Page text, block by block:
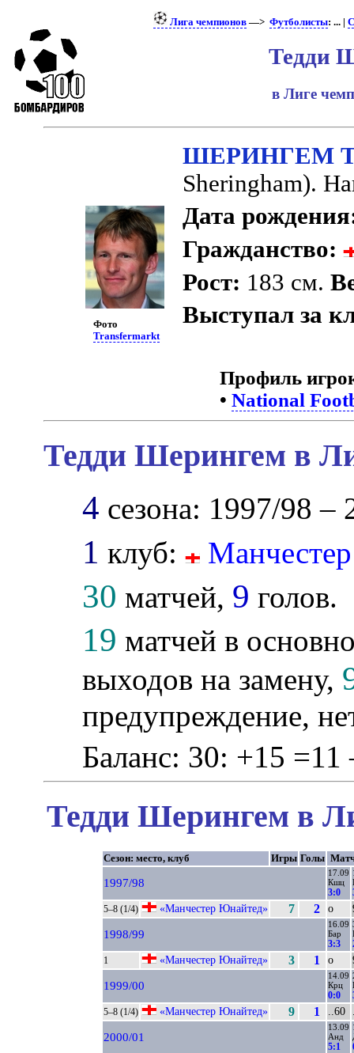
Лига чемпионов—> Футболисты: ... |
Тедди
в Лиге
Фото
Transfermarkt
ШЕРИНГЕМ
Sheringham).
Дата
Гражданство:
Рост: 183 см.
Выступал за
Профиль
• National
Тедди Шерингем в
4 сезона: 1997/98 –
1 клуб:
30 матчей, 9 голов.
19 матчей в
выходов на замену,
предупреждение,
Баланс: 30: +15 =11
Тедди Шерингем в
Сезон: место, клуб Игры Голы
1997/98
17.09
Кшц
3:0
5–8 (1/4) «Манчестер Юнайтед» 7 2 о
1998/99
16.09
Бар
3:3
1 «Манчестер Юнайтед» 3 1 о
1999/00
14.09
Крц
0:0
5–8 (1/4) «Манчестер Юнайтед» 9 1 ..60
2000/01
13.09
Анд
5:1